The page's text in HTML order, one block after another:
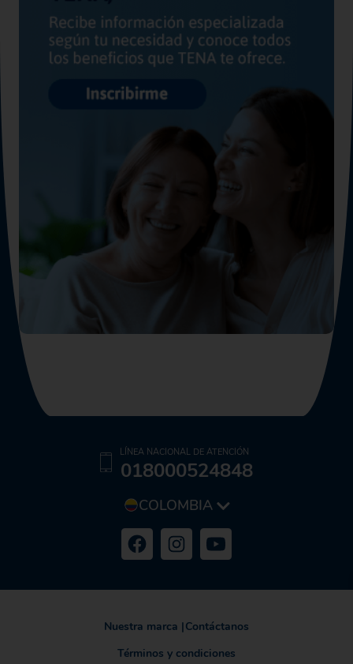
COLOMBIA
LÍNEA NACIONAL DE ATENCIÓN
018000524848
Nuestra marca |Contáctanos
Términos y condiciones